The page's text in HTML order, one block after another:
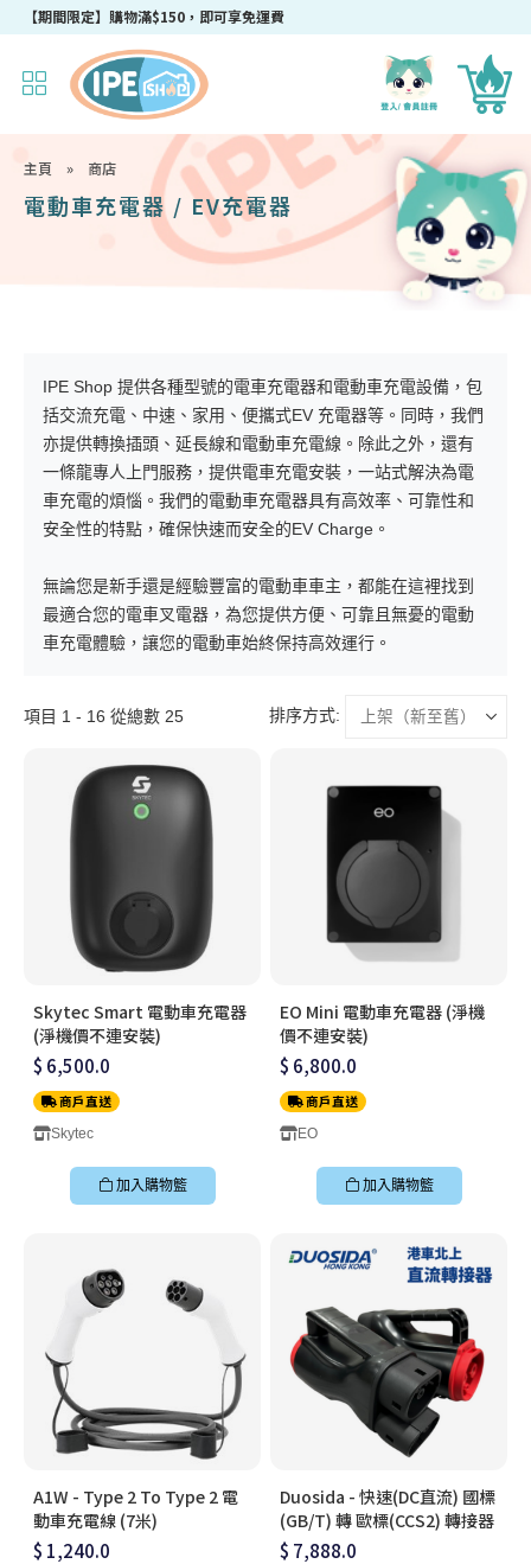
【期間限定】購物滿$150，即可享免運費
成為IPEshop會員，新會員即可獲得迎新$50購物優惠碼！
主頁 » 商店
電動車充電器 / EV充電器
IPE Shop 提供各種型號的電車充電器和電動車充電設備，包
括交流充電、中速、家用、便攜式EV 充電器等。同時，我們
亦提供轉換插頭、延長線和電動車充電線。除此之外，還有
一條龍專人上門服務，提供電車充電安裝，一站式解決為電
車充電的煩惱。我們的電動車充電器具有高效率、可靠性和
安全性的特點，確保快速而安全的EV Charge。
無論您是新手還是經驗豐富的電動車車主，都能在這裡找到
最適合您的電車叉電器，為您提供方便、可靠且無憂的電動
車充電體驗，讓您的電動車始終保持高效運行。
項目 1 - 16 從總數 25 排序方式:
Skytec Smart 電動車充電器
(淨機價不連安裝)
$ 6,500.0
商戶直送
Skytec
加入購物籃
EO Mini 電動車充電器 (淨機
價不連安裝)
$ 6,800.0
商戶直送
EO
加入購物籃
A1W - Type 2 To Type 2 電
動車充電線 (7米)
$ 1,240.0
Duosida - 快速(DC直流) 國標
(GB/T) 轉 歐標(CCS2) 轉接器
$ 7,888.0